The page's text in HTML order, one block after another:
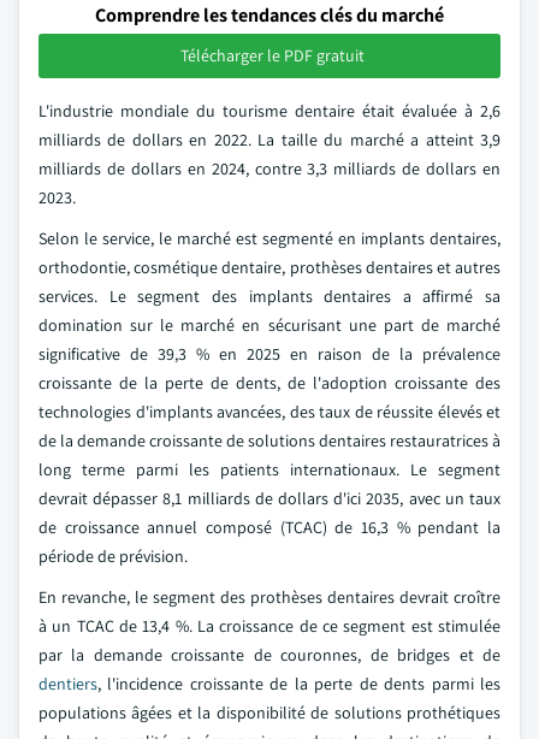
Comprendre les tendances clés du marché
Télécharger le PDF gratuit
L'industrie mondiale du tourisme dentaire était évaluée à 2,6
milliards de dollars en 2022. La taille du marché a atteint 3,9
milliards de dollars en 2024, contre 3,3 milliards de dollars en
2023.
Selon le service, le marché est segmenté en implants dentaires,
orthodontie, cosmétique dentaire, prothèses dentaires et autres
services. Le segment des implants dentaires a affirmé sa
domination sur le marché en sécurisant une part de marché
significative de 39,3 % en 2025 en raison de la prévalence
croissante de la perte de dents, de l'adoption croissante des
technologies d'implants avancées, des taux de réussite élevés et
de la demande croissante de solutions dentaires restauratrices à
long terme parmi les patients internationaux. Le segment
devrait dépasser 8,1 milliards de dollars d'ici 2035, avec un taux
de croissance annuel composé (TCAC) de 16,3 % pendant la
période de prévision.
En revanche, le segment des prothèses dentaires devrait croître
à un TCAC de 13,4 %. La croissance de ce segment est stimulée
par la demande croissante de couronnes, de bridges et de
dentiers, l'incidence croissante de la perte de dents parmi les
populations âgées et la disponibilité de solutions prothétiques